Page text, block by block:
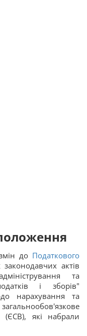
до Податкового
актів
та
і зборів"
нарахування та
(ЄСВ), які набрали